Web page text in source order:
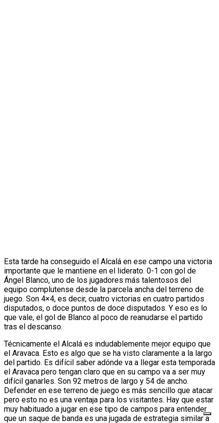
Esta tarde ha conseguido el Alcalá en ese campo una victoria
importante que le mantiene en el liderato. 0-1 con gol de
Ángel Blanco, uno de los jugadores más talentosos del
equipo complutense desde la parcela ancha del terreno de
juego. Son 4×4, es decir, cuatro victorias en cuatro partidos
disputados, o doce puntos de doce disputados. Y eso es lo
que vale, el gol de Blanco al poco de reanudarse el partido
tras el descanso.
Técnicamente el Alcalá es indudablemente mejor equipo que
el Aravaca. Esto es algo que se ha visto claramente a la largo
del partido. Es difícil saber adónde va a llegar esta temporada
el Aravaca pero tengan claro que en su campo va a ser muy
difícil ganarles. Son 92 metros de largo y 54 de ancho.
Defender en ese terreno de juego es más sencillo que atacar
pero esto no es una ventaja para los visitantes. Hay que estar
muy habituado a jugar en ese tipo de campos para entender
que un saque de banda es una jugada de estrategia similar a